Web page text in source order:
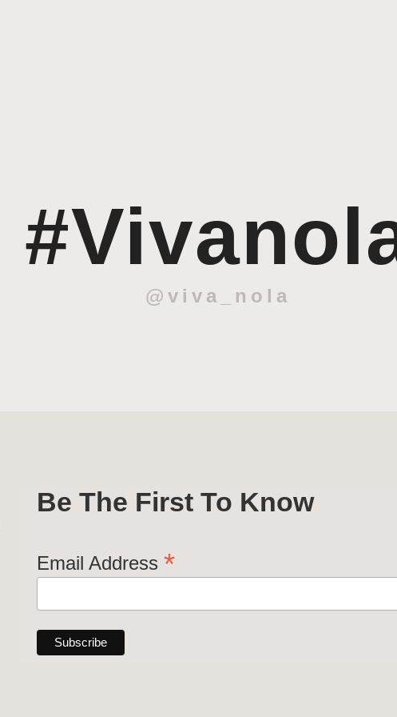
@viva_nola
Be The First To Know
Email Address *